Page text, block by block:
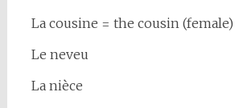
La cousine = the cousin (female)
Le neveu
La nièce